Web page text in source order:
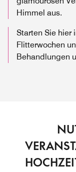
Himmel aus.
Starten Sie hier
Flitterwochen
Behandlungen